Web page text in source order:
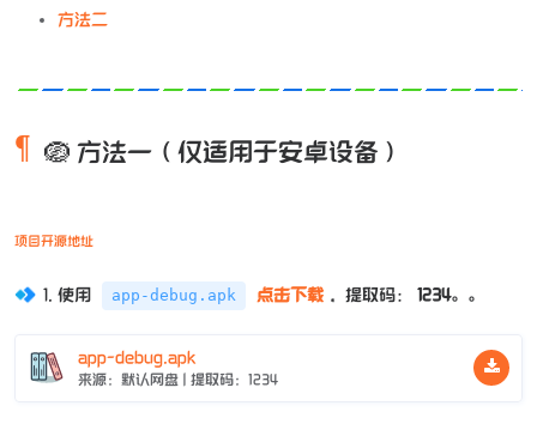
方法二
🪺 方法一（仅适用于安卓设备）
项目开源地址
1. 使用 app-debug.apk 点击下载 ，提取码： 1234。。
app-debug.apk
来源：默认网盘 | 提取码：1234